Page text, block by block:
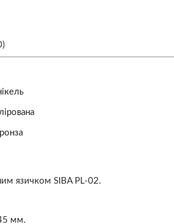
язичком SIBA PL-02.
мм.